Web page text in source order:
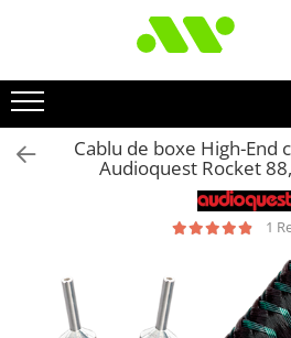
Cablu de boxe High-End
Audioquest Rocket
1